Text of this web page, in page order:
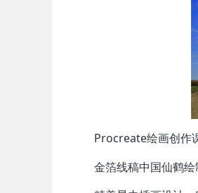
Procreate绘画创作
金箔线稿中国仙鹤